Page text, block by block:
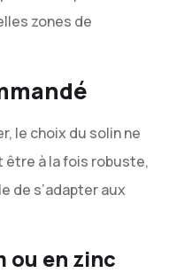
zones de
le choix du solin ne
être à la fois robuste,
de s’adapter aux
ou en zinc